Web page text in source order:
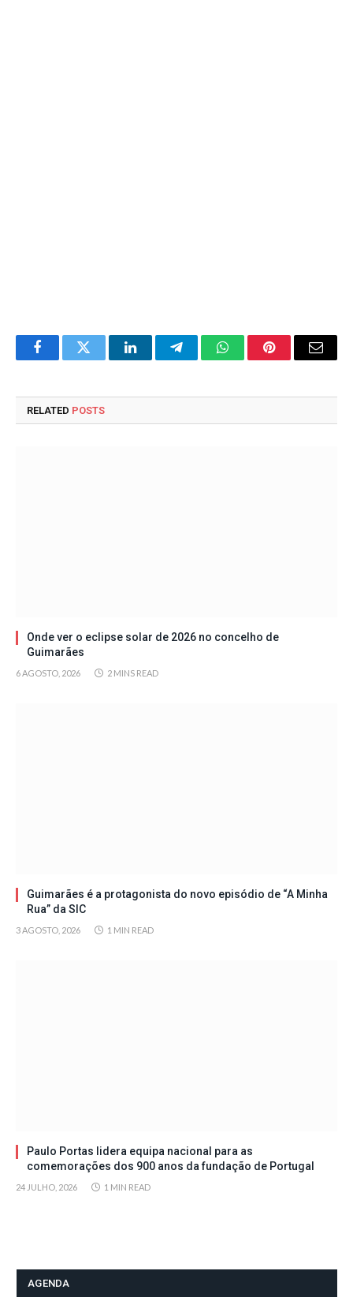
FacebookTwitter LinkedInTelegramWhatsAppPinterestEmail
RELATED POSTS
Onde ver o eclipse solar de 2026 no concelho de
Guimarães
6 AGOSTO, 2026 2 MINS READ
Guimarães é a protagonista do novo episódio de “A Minha
Rua” da SIC
3 AGOSTO, 2026 1 MIN READ
Paulo Portas lidera equipa nacional para as
comemorações dos 900 anos da fundação de Portugal
24 JULHO, 2026 1 MIN READ
AGENDA